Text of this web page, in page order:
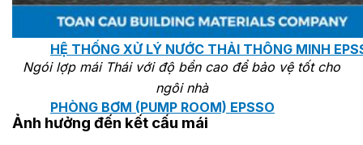
HỆ THỐNG XỬ LÝ NƯỚC THẢI THÔNG MINH
PHÒNG BƠM (PUMP ROOM) EPSSO
Ngói lợp mái Thái với độ bền cao để bảo vệ tốt cho
ngôi nhà
Ảnh hưởng đến kết cấu mái